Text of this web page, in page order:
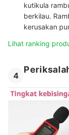
kutikula
berkilau.
kerusakan
Lihat ranking
4